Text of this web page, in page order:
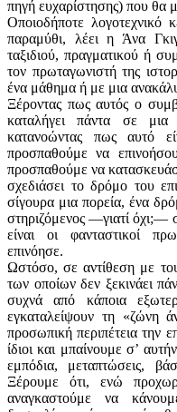
πηγή ευχαρίστησης) που θα
Οποιοδήποτε λογοτεχνικό
παραμύθι, λέει η Άνα
ταξιδιού, πραγματικού ή
τον πρωταγωνιστή της
ένα μάθημα ή με μια
Ξέροντας πως αυτός ο
καταλήγει πάντα σε
κατανοώντας πως αυτό
προσπαθούμε να
προσπαθούμε να
σχεδιάσει το δρόμο του
σίγουρα μια πορεία, ένα
στηριζόμενος —γιατί όχι;—
είναι οι φανταστικοί
επινόησε.
Ωστόσο, σε αντίθεση με
των οποίων δεν ξεκινάει
συχνά από κάποια
εγκαταλείψουν τη «ζώνη
προσωπική περιπέτεια την
ίδιοι και μπαίνουμε σ’
εμπόδια, μεταπτώσεις,
Ξέρουμε ότι, ενώ
αναγκαστούμε να